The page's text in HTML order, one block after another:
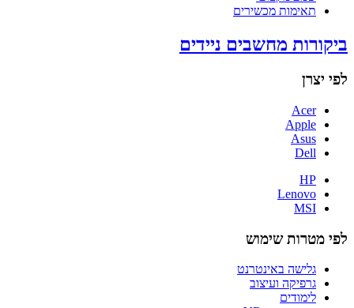
תאימות מכשירים
ביקורות מחשבים ניידים
לפי יצרן
Acer
Apple
Asus
Dell
HP
Lenovo
MSI
לפי מטרות שימוש
גלישה באינטרנט
גרפיקה ועיצוב
לימודים